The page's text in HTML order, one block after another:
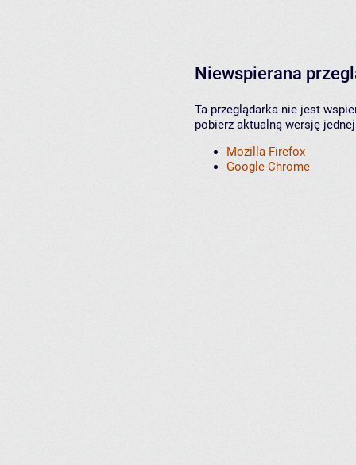
Niewspierana
Ta przeglądarka nie jest
pobierz aktualną wersję
Mozilla Firefox
Google Chrome